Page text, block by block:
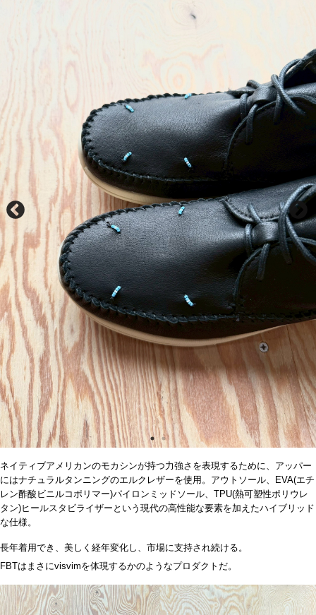
ネイティブアメリカンのモカシンが持つ力強さを表現するために、アッパー
にはナチュラルタンニングのエルクレザーを使用。アウトソール、
EVA(エチ
レン酢酸ビニルコポリマー)パイロンミッドソール、 TPU(熱可塑性ポリウレ
タン)ヒールスタビライザーという現代の高性能な要素を加えたハイブリッド
な仕様。
長年着用でき、美しく経年変化し、市場に支持され続ける。
FBTはまさにvisvimを体現するかのようなプロダクトだ。